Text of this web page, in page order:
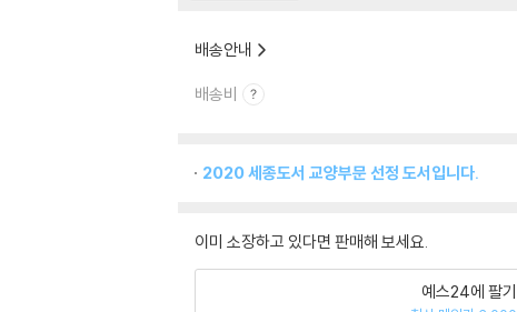
배송안내
배송비
2020 세종도서 교양부문 선정 도서입니다.
이미 소장하고 있다면 판매해 보세요.
예스24에 팔기